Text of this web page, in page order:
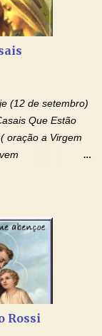
Nhá Chica,
Divina e as
urgente (Fazer
bondoso as
(12 de setembro)
Que Estão
oração a Virgem
dos
Você está
nesta corrente
Jesus curar e
e Fé
no
Rossi